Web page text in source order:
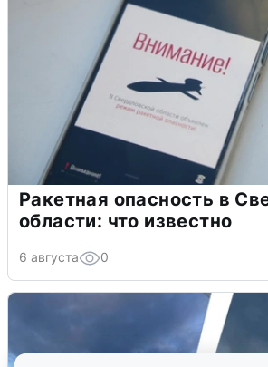
Ракетная опасность в
области: что известно
6 августа 0